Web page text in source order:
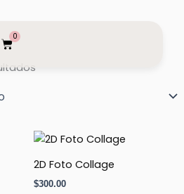
0
Carrito
2D Foto Collage
$300.00